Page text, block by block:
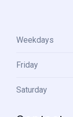
Weekdays
Friday
Saturday